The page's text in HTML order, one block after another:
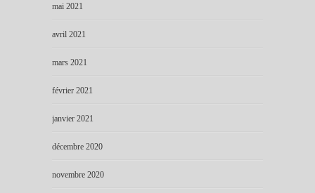
mai 2021
avril 2021
mars 2021
février 2021
janvier 2021
décembre 2020
novembre 2020